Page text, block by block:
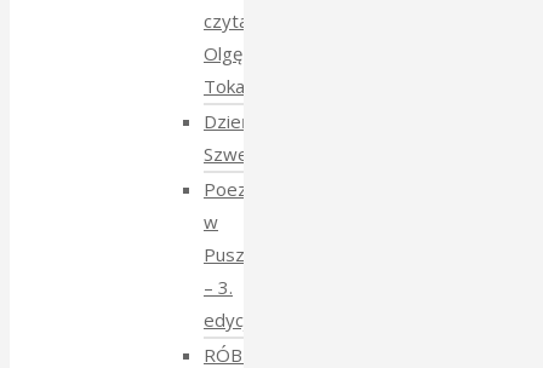
czyta
Olgę
Tokarczuk
Dzień
Szwedzki
Poezja
w
Puszczy
– 3.
edycja
RÓBMY